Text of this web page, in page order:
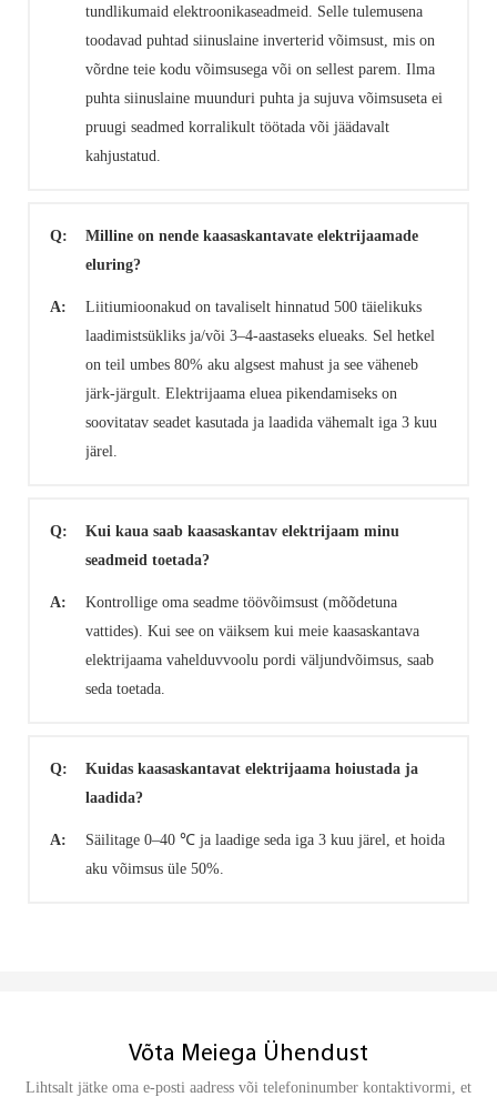
tundlikumaid elektroonikaseadmeid. Selle tulemusena
toodavad puhtad siinuslaine inverterid võimsust, mis on
võrdne teie kodu võimsusega või on sellest parem. Ilma
puhta siinuslaine muunduri puhta ja sujuva võimsuseta ei
pruugi seadmed korralikult töötada või jäädavalt
kahjustatud.
Q:
Milline on nende kaasaskantavate elektrijaamade
eluring?
A:
Liitiumioonakud on tavaliselt hinnatud 500 täielikuks
laadimistsükliks ja/või 3–4-aastaseks elueaks. Sel hetkel
on teil umbes 80% aku algsest mahust ja see väheneb
järk-järgult. Elektrijaama eluea pikendamiseks on
soovitatav seadet kasutada ja laadida vähemalt iga 3 kuu
järel.
Q:
Kui kaua saab kaasaskantav elektrijaam minu
seadmeid toetada?
A:
Kontrollige oma seadme töövõimsust (mõõdetuna
vattides). Kui see on väiksem kui meie kaasaskantava
elektrijaama vahelduvvoolu pordi väljundvõimsus, saab
seda toetada.
Q:
Kuidas kaasaskantavat elektrijaama hoiustada ja
laadida?
A:
Säilitage 0–40 ℃ ja laadige seda iga 3 kuu järel, et hoida
aku võimsus üle 50%.
Võta Meiega Ühendust
Lihtsalt jätke oma e-posti aadress või telefoninumber kontaktivormi, et